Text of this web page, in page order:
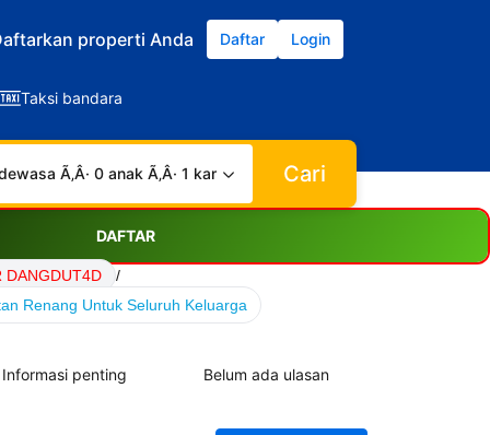
properti Anda Daftar Login
Taksi bandara
Ã‚Â· 0 anak Ã‚Â· 1 kamar Cari
DAFTAR
DANGDUT4D
/
Renang Untuk Seluruh Keluarga
Informasi penting Belum ada ulasan